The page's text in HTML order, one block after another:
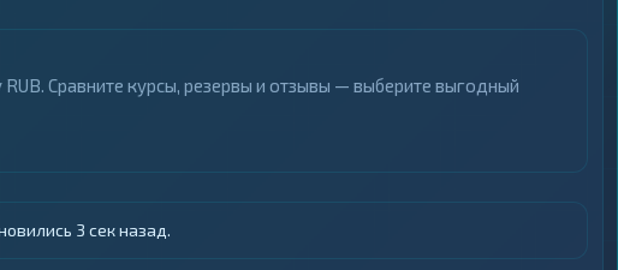
Сравните курсы, резервы и отзывы — выберите выгодный
4 сек назад.